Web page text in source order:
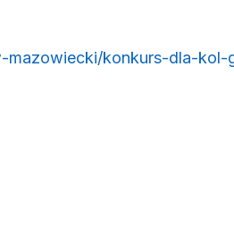
konkurs-dla-